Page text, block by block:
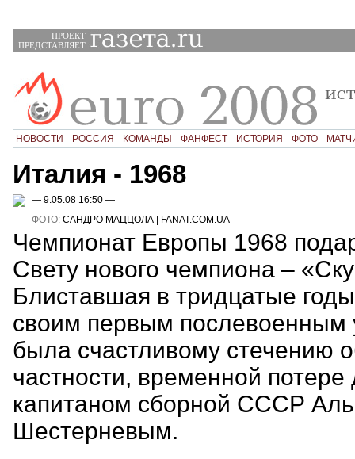
ПРОЕКТ
ПРЕДСТАВЛЯЕТ
НОВОСТИ РОССИЯ КОМАНДЫ ФАНФЕСТ ИСТОРИЯ ФОТО
Италия - 1968
— 9.05.08 16:50 —
ФОТО: САНДРО МАЦЦОЛА | FANAT.COM.UA
Чемпионат Европы 1968
Свету нового чемпиона –
Блиставшая в тридцатые
своим первым послевоенным
была счастливому стечению
частности, временной потере
капитаном сборной СССР
Шестерневым.